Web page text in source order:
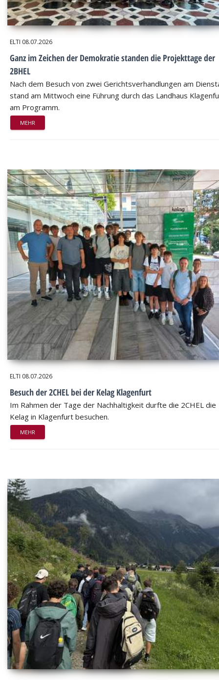
ELTI 08.07.2026
Ganz im Zeichen der Demokratie standen die Projekttage der
2BHEL
Nach dem Besuch von zwei Gerichtsverhandlungen am
stand am Mittwoch eine Führung durch das Landhaus
am Programm.
MEHR
ELTI 08.07.2026
Besuch der 2CHEL bei der Kelag Klagenfurt
Im Rahmen der Tage der Nachhaltigkeit durfte die 2CHEL die
Kelag in Klagenfurt besuchen.
MEHR